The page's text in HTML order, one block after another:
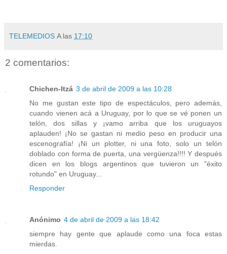
TELEMEDIOS A las 17:10
2 comentarios:
Chichen-Itzá 3 de abril de 2009 a las 10:28
No me gustan este tipo de espectáculos, pero además,
cuando vienen acá a Uruguay, por lo que se vé ponen un
telón, dos sillas y ¡vamo arriba que los uruguayos
aplauden! ¡No se gastan ni medio peso en producir una
escenografía! ¡Ni un plotter, ni una foto, solo un telón
doblado con forma de puerta, una vergüenza!!!! Y después
dicen en los blogs argentinos que tuvieron un "éxito
rotundo" en Uruguay...
Responder
Anónimo 4 de abril de 2009 a las 18:42
siempre hay gente que aplaude como una foca estas
mierdas.